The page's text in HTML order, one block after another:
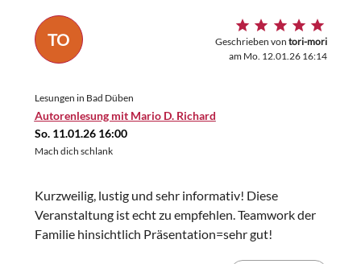
TO Geschrieben von tori-mori
am Mo. 12.01.26 16:14
Lesungen in Bad Düben
Autorenlesung mit Mario D. Richard
So. 11.01.26 16:00
Mach dich schlank
Kurzweilig, lustig und sehr informativ! Diese
Veranstaltung ist echt zu empfehlen. Teamwork der
Familie hinsichtlich Präsentation=sehr gut!